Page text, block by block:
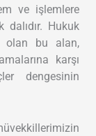
ve işlemlere
dalıdır. Hukuk
olan bu alan,
karşı
dengesinin